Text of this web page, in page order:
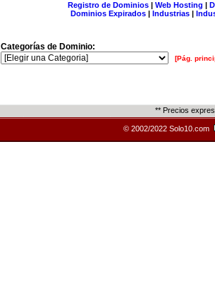
Registro de Dominios| Web Hosting |
Dominios Expirados | Industrias |
Categorías de Dominio:
[Pág.
** Precios
© 2002/2022 Solo10.com